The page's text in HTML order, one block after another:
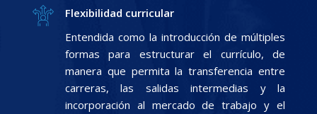
Flexibilidad curricular
Entendida como la introducción de múltiples
formas para estructurar el currículo, de
manera que permita la transferencia entre
carreras, las salidas intermedias y la
incorporación al mercado de trabajo y el